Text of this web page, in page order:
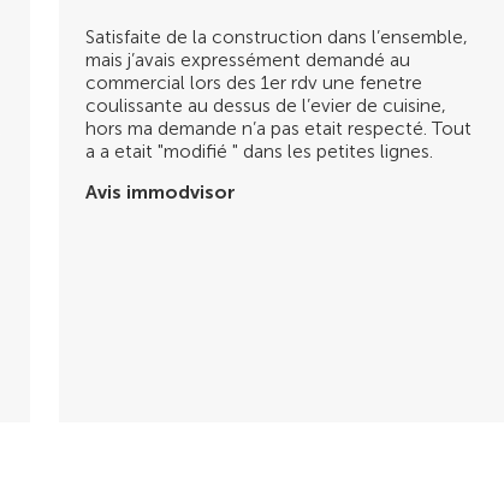
Satisfaite de la construction dans l’ensemble,
mais j’avais expressément demandé au
commercial lors des 1er rdv une fenetre
coulissante au dessus de l’evier de cuisine,
hors ma demande n’a pas etait respecté. Tout
a a etait "modifié " dans les petites lignes.
Avis immodvisor